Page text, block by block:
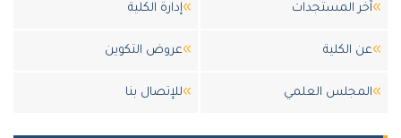
آخر المستجدات إدارة الكلية
عن الكلية عروض التكوين
المجلس العلمي للإتصال بنا